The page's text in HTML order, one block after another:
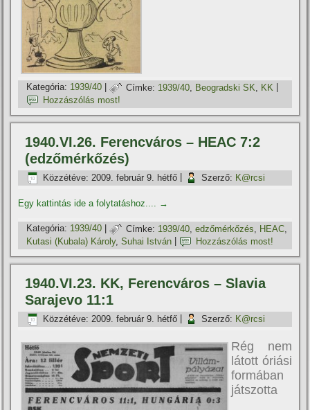
Kategória: 1939/40 | Címke: 1939/40 Beogradski SK KK
Hozzászólás most!
1940.VI.26. Ferencváros – HEAC 7:2
(edzőmérkőzés)
Közzétéve: 2009. február 9. hétfő Szerző: K@rcsi
Egy kattintás ide a folytatáshoz.... →
Kategória: 1939/40 | Címke: 1939/40 ,edzőmérkőzés HEAC
Kutasi (Kubala) Károly,Suhai István Hozzászólás most!
1940.VI.23. KK, Ferencváros – Slavia
Sarajevo 11:1
Közzétéve: 2009. február 9. hétfő Szerző: K@rcsi
Rég nem
látott óriási
formában
játszotta